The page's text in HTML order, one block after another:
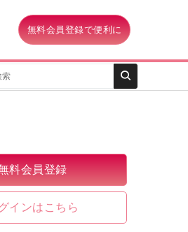
無料会員登録で便利に
料会員登録
インはこちら